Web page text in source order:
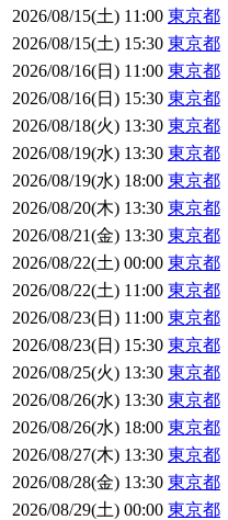
2026/08/15(土) 11:00 東京都
2026/08/15(土) 15:30 東京都
2026/08/16(日) 11:00 東京都
2026/08/16(日) 15:30 東京都
2026/08/18(火) 13:30 東京都
2026/08/19(水) 13:30 東京都
2026/08/19(水) 18:00 東京都
2026/08/20(木) 13:30 東京都
2026/08/21(金) 13:30 東京都
2026/08/22(土) 00:00 東京都
2026/08/22(土) 11:00 東京都
2026/08/23(日) 11:00 東京都
2026/08/23(日) 15:30 東京都
2026/08/25(火) 13:30 東京都
2026/08/26(水) 13:30 東京都
2026/08/26(水) 18:00 東京都
2026/08/27(木) 13:30 東京都
2026/08/28(金) 13:30 東京都
2026/08/29(土) 00:00 東京都